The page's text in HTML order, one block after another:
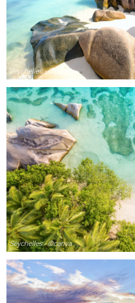
Seychelles - ©canva
Seychelles - ©canva